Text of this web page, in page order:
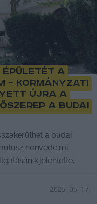
épületét a
– kormányzati
újra a
a budai
a budai
honvédelmi
kijelentette,
2026. 05. 17.